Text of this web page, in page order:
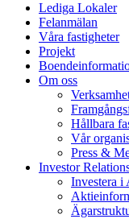
Lediga Lokaler
Felanmälan
Våra fastigheter
Projekt
Om oss
Hållbara
Vår
Press &
Investor
Investera i